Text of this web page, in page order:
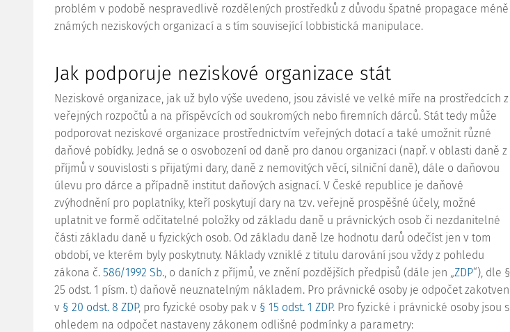
problém v podobě nespravedlivě rozdělených prostředků z důvodu špatné propagace méně
známých neziskových organizací a s tím související lobbistická manipulace.
Jak podporuje neziskové organizace stát
Neziskové organizace, jak už bylo výše uvedeno, jsou závislé ve velké míře na prostředcích z
veřejných rozpočtů a na příspěvcích od soukromých nebo firemních dárců. Stát tedy může
podporovat neziskové organizace prostřednictvím veřejných dotací a také umožnit různé
daňové pobídky. Jedná se o osvobození od daně pro danou organizaci (např. v oblasti daně z
příjmů v souvislosti s přijatými dary, daně z nemovitých věcí, silniční daně), dále o daňovou
úlevu pro dárce a případně institut daňových asignací. V České republice je daňové
zvýhodnění pro poplatníky, kteří poskytují dary na tzv. veřejně prospěšné účely, možné
uplatnit ve formě odčitatelné položky od základu daně u právnických osob či nezdanitelné
části základu daně u fyzických osob. Od základu daně lze hodnotu darů odečíst jen v tom
období, ve kterém byly poskytnuty. Náklady vzniklé z titulu darování jsou vždy z pohledu
zákona č. 586/1992 Sb., o daních z příjmů, ve znění pozdějších předpisů (dále jen „ZDP“), dle §
25 odst. 1 písm. t) daňově neuznatelným nákladem. Pro právnické osoby je odpočet zakotven
v § 20 odst. 8 ZDP, pro fyzické osoby pak v § 15 odst. 1 ZDP. Pro fyzické i právnické osoby jsou s
ohledem na odpočet nastaveny zákonem odlišné podmínky a parametry: